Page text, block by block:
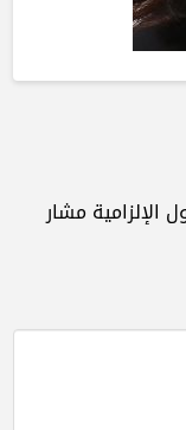
الإلزامية مشار